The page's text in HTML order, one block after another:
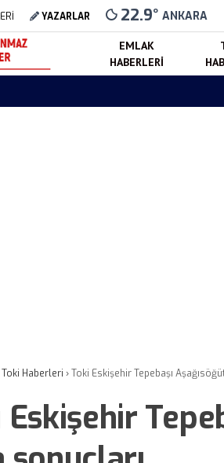
YAZARLAR 22.9° ANKARA
EMLAK
HABERLERI
Tonya Sosyal Konut Projesi
Toki Haberleri ›Toki Eskişehir Tepebaşı